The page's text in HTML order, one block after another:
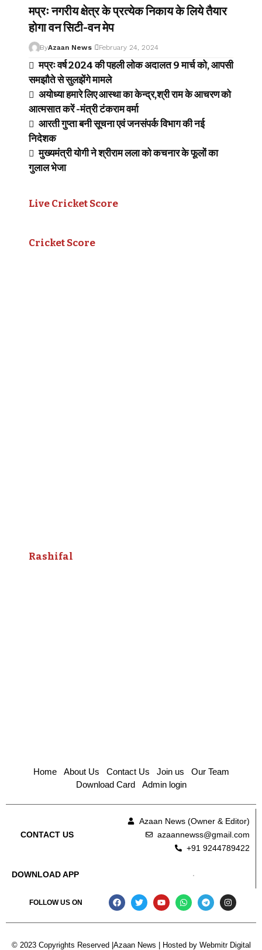
मप्रः नगरीय क्षेत्र के प्रत्येक निकाय के लिये तैयार
होगा वन सिटी-वन मेप
ByAzaan News February 24, 2024
मप्रः वर्ष 2024 की पहली लोक अदालत 9 मार्च को, आपसी
समझौते से सुलझेंगे मामले
अयोध्या हमारे लिए आस्था का केन्द्र,श्री राम के आचरण को
आत्मसात करें -मंत्री टंकराम वर्मा
आरती गुप्ता बनी सूचना एवं जनसंपर्क विभाग की नई
निदेशक
मुख्यमंत्री योगी ने श्रीराम लला को कचनार के फूलों का
गुलाल भेजा
Live Cricket Score
Cricket Score
Rashifal
Home About Us Contact Us Join us
Our Team
Download Card
Admin login
CONTACT US
Azaan News (Owner & Editor)
azaannewss@gmail.com
+91 9244789422
DOWNLOAD APP
FOLLOW US ON
© 2023 Copyrights Reserved |Azaan News | Hosted by Webmitr Digital